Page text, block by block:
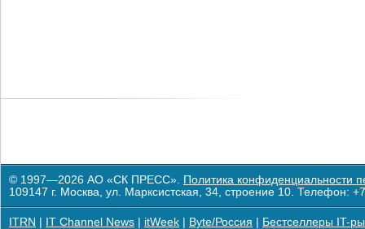
© 1997—2026 АО «СК ПРЕСС». Политика конфиденциальности
109147 г. Москва, ул. Марксистская, 34, строение 10. Телефон:
ITRN IT Channel News itWeek Byte/Россия Бестселлеры IT-